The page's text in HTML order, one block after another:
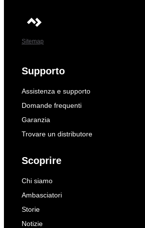
Sitemap
Supporto
Assistenza e supporto
Domande frequenti
Garanzia
Trovare un distributore
Scoprire
Chi siamo
Ambasciatori
Storie
Notizie